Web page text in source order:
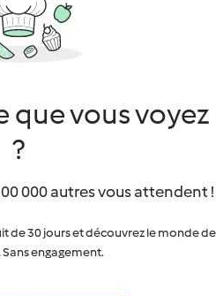
que vous voyez
?
000 autres vous attendent !
de 30 jours et découvrez le monde de
engagement.